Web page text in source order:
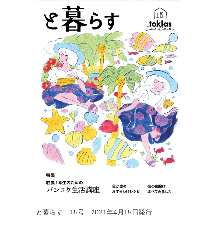
と暮らす 15号 2021年4月15日発行